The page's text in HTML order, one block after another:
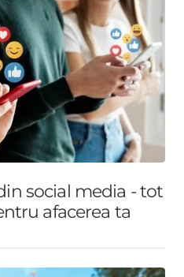
social media - tot
afacerea ta